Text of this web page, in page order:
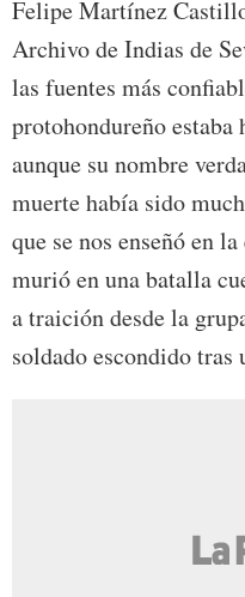
Felipe Martínez
Archivo de Indias de
las fuentes más
protohondureño
aunque su nombre
muerte había sido
que se nos enseñó en
murió en una batalla
a traición desde la
soldado escondido